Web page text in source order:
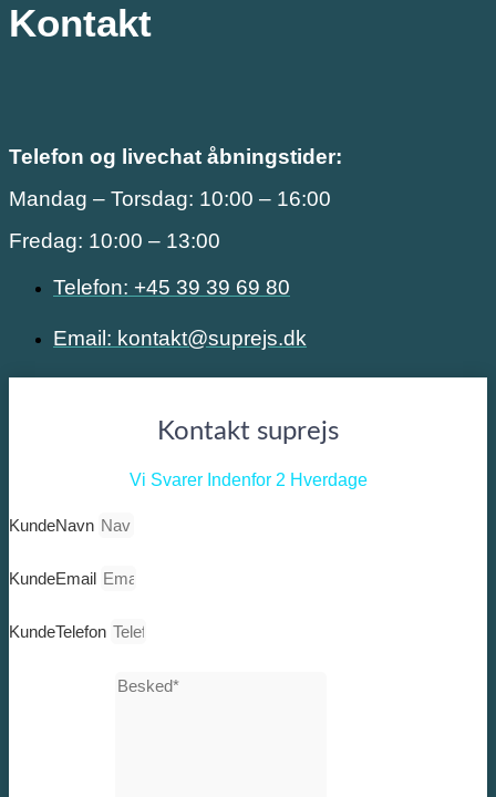
Kontakt
Telefon og livechat åbningstider:
Mandag – Torsdag: 10:00 – 16:00
Fredag: 10:00 – 13:00
Telefon: +45 39 39 69 80
Email: kontakt@suprejs.dk
Kontakt suprejs
Vi Svarer Indenfor 2 Hverdage
KundeNavn
KundeEmail
KundeTelefon